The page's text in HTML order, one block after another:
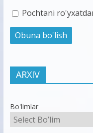
Pochtani
ARXIV
Bo'limlar